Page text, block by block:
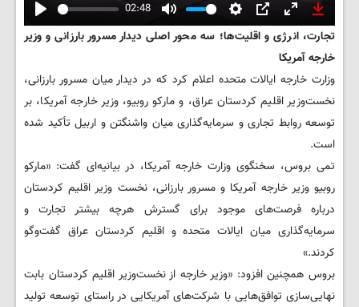
Play
02:48
Mute Settings
PIP Enter
fullscreen
تجارت، انرژی و اقلیت‌ها؛ سه محور اصلی دیدار مسرور بارزانی و وزیر
خارجه آمریکا
وزارت خارجه ایالات متحده اعلام کرد که در دیدار میان مسرور بارزانی،
نخست‌وزیر اقلیم کردستان عراق، و مارکو روبیو، وزیر خارجه آمریکا، بر
توسعه روابط تجاری و سرمایه‌گذاری میان واشنگتن و اربیل تأکید شده
است.
تمی بروس، سخنگوی وزارت خارجه آمریکا، در بیانیه‌ای گفت: «مارکو
روبیو وزیر خارجه آمریکا و مسرور بارزانی، نخست وزیر اقلیم کردستان
درباره فرصت‌های موجود برای گسترش هرچه بیشتر تجارت و
سرمایه‌گذاری میان ایالات متحده و اقلیم کردستان عراق گفت‌وگو
کردند.»
بروس همچنین افزود: «وزیر خارجه از نخست‌وزیر اقلیم کردستان بابت
نهایی‌سازی توافق‌هایی با شرکت‌های آمریکایی در راستای توسعه تولید